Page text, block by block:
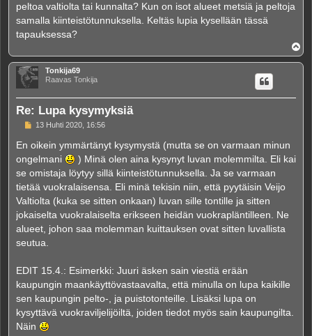
t
i
peltoa valtiolta tai kunnalta? Kun on isot alueet metsiä ja peltoja
samalla kiinteistötunnuksella. Keltäs lupia kysellään tässä
tapauksessa?
l
ö
Tonkija69
Raavas Tonkija
Re: Lupa kysymyksiä
V
e
t
13 Huhti 2020, 16:56
En oikein ymmärtänyt kysymystä (mutta se on varmaan minun
ongelmani
) Minä olen aina kysynyt luvan molemmilta. Eli kai
se omistaja löytyy sillä kiinteistötunnuksella. Ja se varmaan
tietää vuokralaisensa. Eli minä tekisin niin, että pyytäisin Veijo
Valtiolta (kuka se sitten onkaan) luvan sille tontille ja sitten
jokaiselta vuokralaiselta erikseen heidän vuokrapläntilleen. Ne
alueet, johon saa molemman kuittauksen ovat sitten luvallista
seutua.
EDIT 15.4.: Esimerkki: Juuri äsken sain viestiä erään
kaupungin maankäyttövastaavalta, että minulla on lupa kaikille
sen kaupungin pelto-, ja puistotonteille. Lisäksi lupa on
kysyttävä vuokraviljelijöiltä, joiden tiedot myös sain kaupungilta.
Näin